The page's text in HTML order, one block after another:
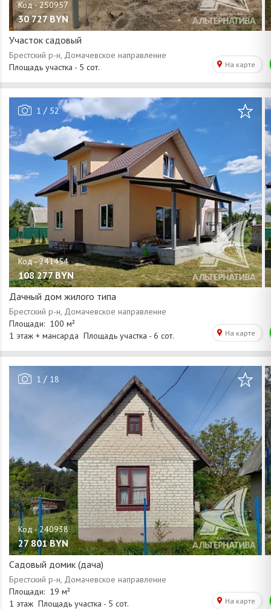
30 727 BYN
Участок садовый
1 / 52
108 277 BYN
Дачный дом жилого типа
1 / 18
27 801 BYN
Садовый домик (дача)